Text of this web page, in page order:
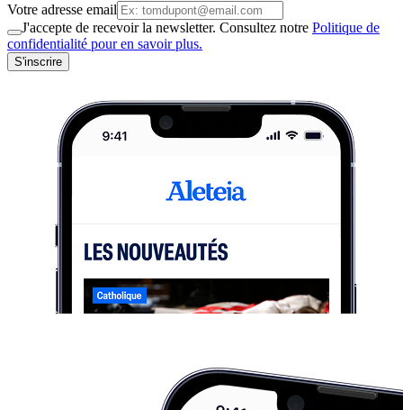
Votre adresse email
J'accepte de recevoir la newsletter. Consultez notre Politique de
confidentialité pour en savoir plus.
S'inscrire